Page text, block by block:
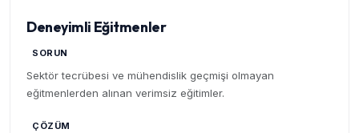
Deneyimli Eğitmenler
SORUN
Sektör tecrübesi ve mühendislik geçmişi olmayan
eğitmenlerden alınan verimsiz eğitimler.
ÇÖZÜM